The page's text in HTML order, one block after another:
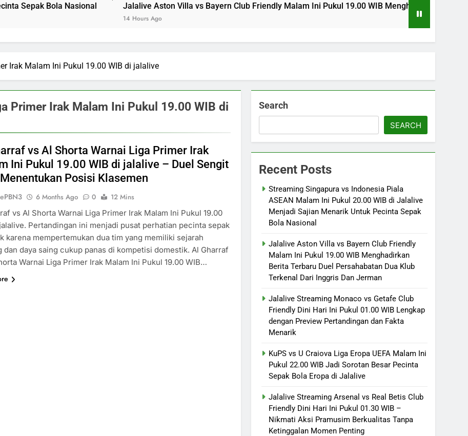
Bola Nasional Jalalive Aston Villa vs Bayern Club Friendly Malam Ini Pukul 19.00 WIB Menghadirkan Berita
14 Hours Ago
Irak Malam Ini Pukul 19.00 WIB di jalalive
Primer Irak Malam Ini Pukul 19.00 WIB di
vs Al Shorta Warnai Liga Primer Irak
Ini Pukul 19.00 WIB di jalalive – Duel Sengit
Posisi Klasemen
6 Months Ago 0
12 Mins
vs Al Shorta Warnai Liga Primer Irak Malam Ini Pukul 19.00
Pertandingan ini menjadi pusat perhatian pecinta sepak
karena mempertemukan dua tim yang memiliki sejarah
dan daya saing cukup panas di kompetisi domestik. Al Gharraf
Warnai Liga Primer Irak Malam Ini Pukul 19.00 WIB…
Search
SEARCH
Recent Posts
Streaming Singapura vs Indonesia Piala
ASEAN Malam Ini Pukul 20.00 WIB di Jalalive
Menjadi Sajian Menarik Untuk Pecinta Sepak
Bola Nasional
Jalalive Aston Villa vs Bayern Club Friendly
Malam Ini Pukul 19.00 WIB Menghadirkan
Berita Terbaru Duel Persahabatan Dua Klub
Terkenal Dari Inggris Dan Jerman
Jalalive Streaming Monaco vs Getafe Club
Friendly Dini Hari Ini Pukul 01.00 WIB Lengkap
dengan Preview Pertandingan dan Fakta
Menarik
KuPS vs U Craiova Liga Eropa UEFA Malam Ini
Pukul 22.00 WIB Jadi Sorotan Besar Pecinta
Sepak Bola Eropa di Jalalive
Jalalive Streaming Arsenal vs Real Betis Club
Friendly Dini Hari Ini Pukul 01.30 WIB –
Nikmati Aksi Pramusim Berkualitas Tanpa
Ketinggalan Momen Penting